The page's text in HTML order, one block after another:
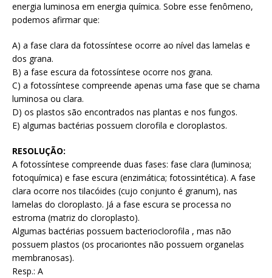
energia luminosa em energia química. Sobre esse fenômeno,
podemos afirmar que:
A) a fase clara da fotossíntese ocorre ao nível das lamelas e
dos grana.
B) a fase escura da fotossíntese ocorre nos grana.
C) a fotossíntese compreende apenas uma fase que se chama
luminosa ou clara.
D) os plastos são encontrados nas plantas e nos fungos.
E) algumas bactérias possuem clorofila e cloroplastos.
RESOLUÇÃO:
A fotossíntese compreende duas fases: fase clara (luminosa;
fotoquímica) e fase escura (enzimática; fotossintética). A fase
clara ocorre nos tilacóides (cujo conjunto é granum), nas
lamelas do cloroplasto. Já a fase escura se processa no
estroma (matriz do cloroplasto).
Algumas bactérias possuem bacterioclorofila , mas não
possuem plastos (os procariontes não possuem organelas
membranosas).
Resp.: A